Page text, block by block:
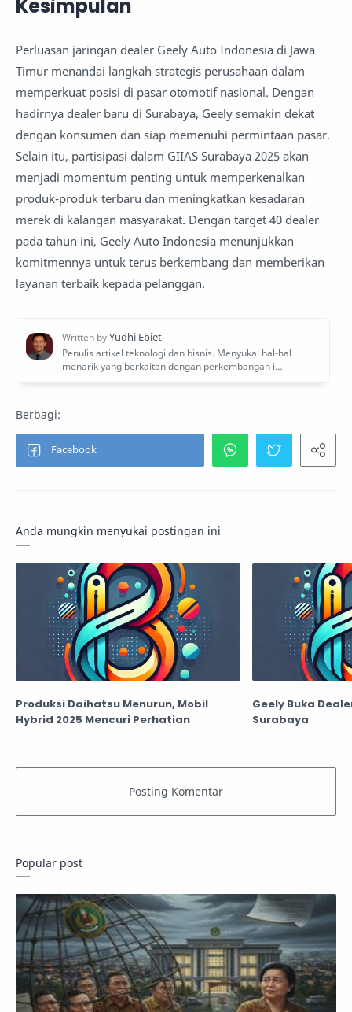
Kesimpulan
Perluasan jaringan dealer Geely Auto Indonesia di Jawa
Timur menandai langkah strategis perusahaan dalam
memperkuat posisi di pasar otomotif nasional. Dengan
hadirnya dealer baru di Surabaya, Geely semakin dekat
dengan konsumen dan siap memenuhi permintaan pasar.
Selain itu, partisipasi dalam GIIAS Surabaya 2025 akan
menjadi momentum penting untuk memperkenalkan
produk-produk terbaru dan meningkatkan kesadaran
merek di kalangan masyarakat. Dengan target 40 dealer
pada tahun ini, Geely Auto Indonesia menunjukkan
komitmennya untuk terus berkembang dan memberikan
layanan terbaik kepada pelanggan.
Anda mungkin menyukai postingan ini
Produksi Daihatsu Menurun, Mobil
Hybrid 2025 Mencuri Perhatian
Geely Buka
Surabaya
Popular post